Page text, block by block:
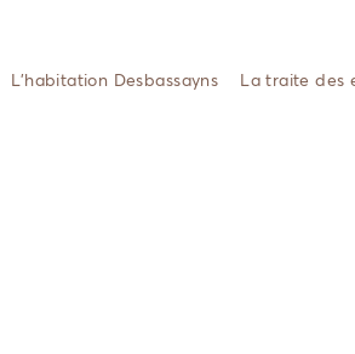
L’habitation Desbassayns La traite des